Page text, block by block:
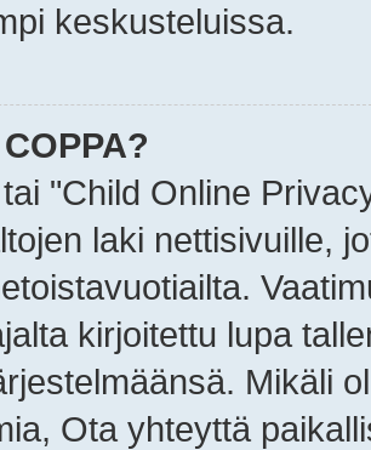
keskusteluissa.
"Child Online
laki nettisivuille,
kirjoitettu lupa
Mikäli
Ota yhteyttä